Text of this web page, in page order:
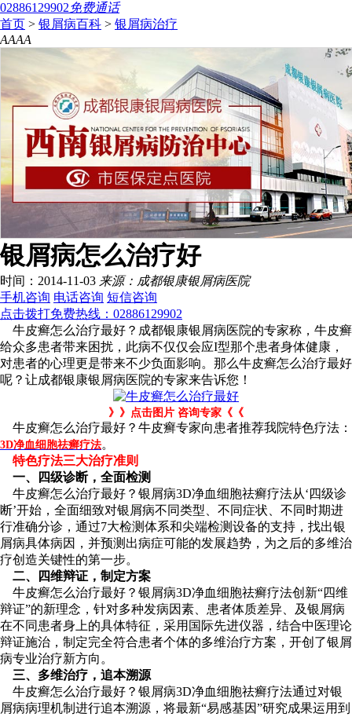
02886129902免费通话
首页 > 银屑病百科 > 银屑病治疗
AAAA
银屑病怎么治疗好
时间：2014-11-03 来源：成都银康银屑病医院
手机咨询 电话咨询 短信咨询
点击拨打免费热线：02886129902
牛皮癣怎么治疗最好？成都银康银屑病医院的专家称，牛皮癣
给众多患者带来困扰，此病不仅仅会应I型那个患者身体健康，
对患者的心理更是带来不少负面影响。那么牛皮癣怎么治疗最好
呢？让成都银康银屑病医院的专家来告诉您！
》》点击图片 咨询专家《《
牛皮癣怎么治疗最好？牛皮癣专家向患者推荐我院特色疗法：
3D净血细胞祛癣疗法。
特色疗法三大治疗准则
一、四级诊断，全面检测
牛皮癣怎么治疗最好？银屑病3D净血细胞祛癣疗法从‘四级诊
断’开始，全面细致对银屑病不同类型、不同症状、不同时期进
行准确分诊，通过7大检测体系和尖端检测设备的支持，找出银
屑病具体病因，并预测出病症可能的发展趋势，为之后的多维治
疗创造关键性的第一步。
二、四维辩证，制定方案
牛皮癣怎么治疗最好？银屑病3D净血细胞祛癣疗法创新“四维
辩证”的新理念，针对多种发病因素、患者体质差异、及银屑病
在不同患者身上的具体特征，采用国际先进仪器，结合中医理论
辩证施治，制定完全符合患者个体的多维治疗方案，开创了银屑
病专业治疗新方向。
三、多维治疗，追本溯源
牛皮癣怎么治疗最好？银屑病3D净血细胞祛癣疗法通过对银
屑病病理机制进行追本溯源，将最新“易感基因”研究成果运用到